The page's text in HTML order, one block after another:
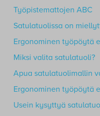
Työpistemattojen ABC
Satulatuolissa on
Ergonominen työpöytä
Miksi valita satulatuoli?
Apua satulatuolimallin
Ergonominen työpöytä
Usein kysyttyä